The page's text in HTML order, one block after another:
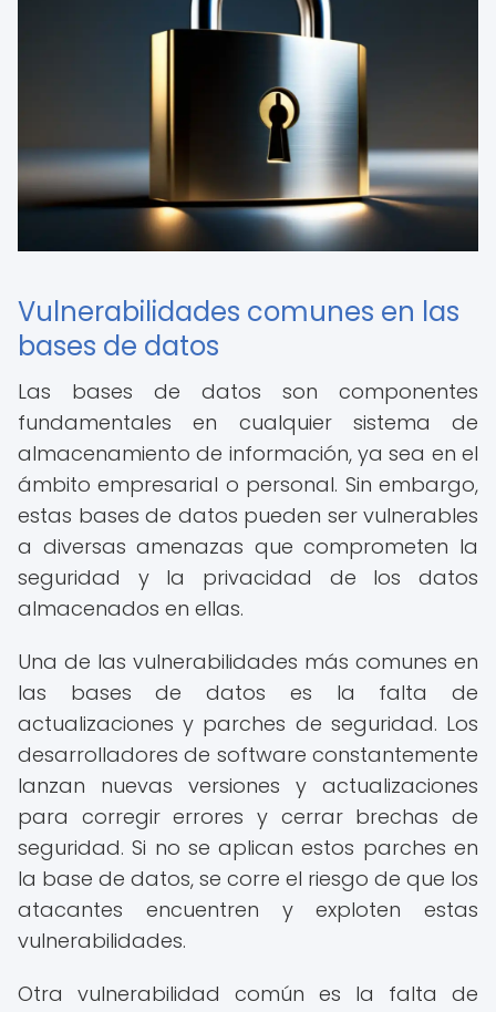
Vulnerabilidades comunes en las
bases de datos
Las bases de datos son componentes
fundamentales en cualquier sistema de
almacenamiento de información, ya sea en el
ámbito empresarial o personal. Sin embargo,
estas bases de datos pueden ser vulnerables
a diversas amenazas que comprometen la
seguridad y la privacidad de los datos
almacenados en ellas.
Una de las vulnerabilidades más comunes en
las bases de datos es la falta de
actualizaciones y parches de seguridad. Los
desarrolladores de software constantemente
lanzan nuevas versiones y actualizaciones
para corregir errores y cerrar brechas de
seguridad. Si no se aplican estos parches en
la base de datos, se corre el riesgo de que los
atacantes encuentren y exploten estas
vulnerabilidades.
Otra vulnerabilidad común es la falta de